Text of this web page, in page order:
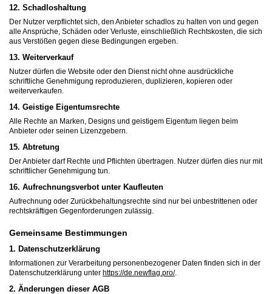
12. Schadloshaltung
Der Nutzer verpflichtet sich, den Anbieter schadlos zu halten von und gegen
alle Ansprüche, Schäden oder Verluste, einschließlich Rechtskosten, die sich
aus Verstößen gegen diese Bedingungen ergeben.
13. Weiterverkauf
Nutzer dürfen die Website oder den Dienst nicht ohne ausdrückliche
schriftliche Genehmigung reproduzieren, duplizieren, kopieren oder
weiterverkaufen.
14. Geistige Eigentumsrechte
Alle Rechte an Marken, Designs und geistigem Eigentum liegen beim
Anbieter oder seinen Lizenzgebern.
15. Abtretung
Der Anbieter darf Rechte und Pflichten übertragen. Nutzer dürfen dies nur mit
schriftlicher Genehmigung tun.
16. Aufrechnungsverbot unter Kaufleuten
Aufrechnung oder Zurückbehaltungsrechte sind nur bei unbestrittenen oder
rechtskräftigen Gegenforderungen zulässig.
Gemeinsame Bestimmungen
1. Datenschutzerklärung
Informationen zur Verarbeitung personenbezogener Daten finden sich in der
Datenschutzerklärung unter https://de.newflag.pro/.
2. Änderungen dieser AGB